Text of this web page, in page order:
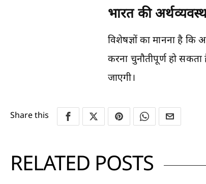
भारत की
विशेषज्ञों का मानना है कि
करना चुनौतीपूर्ण हो सकता
जाएगी।
Share this
RELATED POSTS